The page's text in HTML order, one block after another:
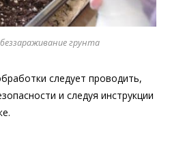
грунта
следует проводить,
и следуя инструкции